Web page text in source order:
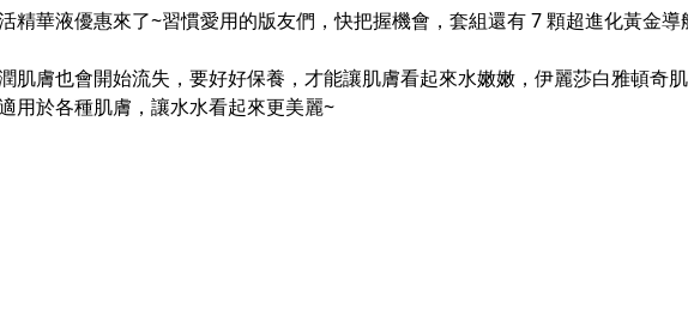
精華液優惠來了~習慣愛用的版友們，快把握機會，套組還有 7 顆超進化黃金導
肌膚也會開始流失，要好好保養，才能讓肌膚看起來水嫩嫩，伊麗莎白雅頓奇
用於各種肌膚，讓水水看起來更美麗~